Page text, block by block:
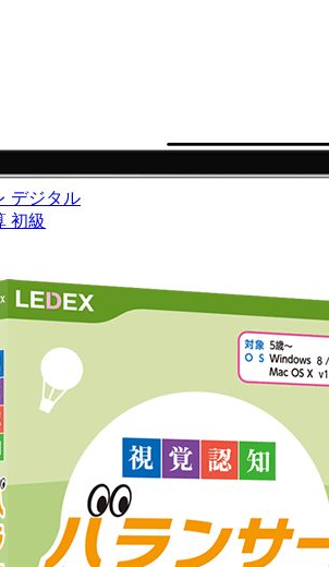
デジタル
初級